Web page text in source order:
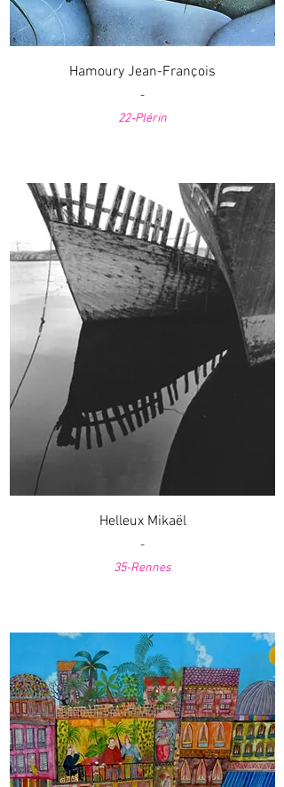
Hamoury Jean-François
-
22-Plérin
Helleux Mikaël
-
35-Rennes